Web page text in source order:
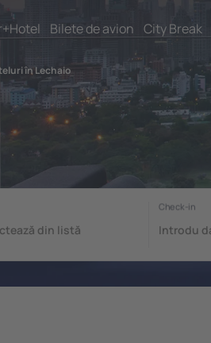
Bilete de avion City Break
în Lechaio